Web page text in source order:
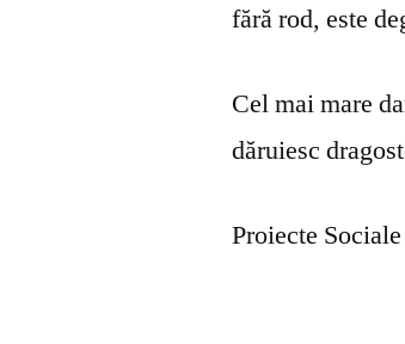
fără rod, este
Cel mai mare
dăruiesc
Proiecte Sociale